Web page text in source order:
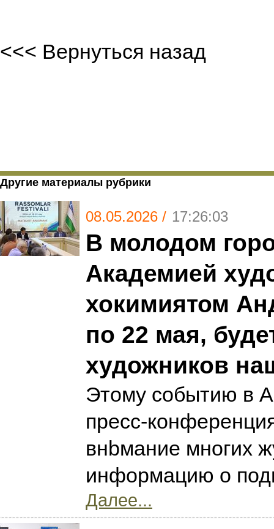
<<< Вернуться назад
Другие материалы рубрики
08.05.2026 / 17:26:03
В молодом
Академией
хокимиятом
по 22 мая,
художников
Этому событию в
пресс-
внbмание многих
информацию о
Далее...